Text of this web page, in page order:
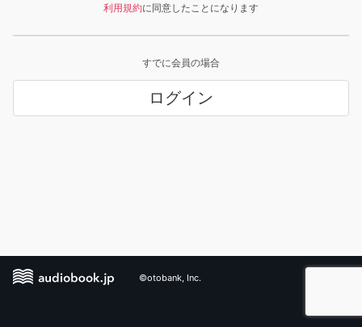
利用規約に同意したことになります
すでに会員の場合
ログイン
©otobank, Inc.